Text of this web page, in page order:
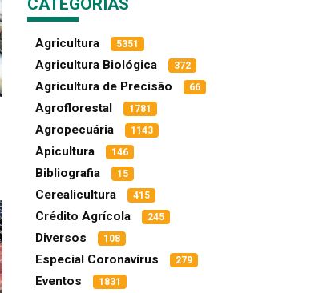
CATEGORIAS
Agricultura 5351
Agricultura Biológica 372
Agricultura de Precisão 66
Agroflorestal 1781
Agropecuária 1143
Apicultura 146
Bibliografia 15
Cerealicultura 415
Crédito Agrícola 245
Diversos 108
Especial Coronavírus 279
Eventos 1831